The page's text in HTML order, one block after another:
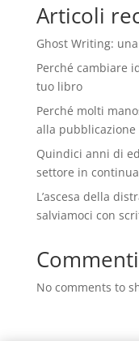
Articoli
Ghost Writing:
Perché cambiare
tuo libro
Perché molti
alla pubblicazione
Quindici anni di
settore in
L’ascesa della
salviamoci con
No comments to